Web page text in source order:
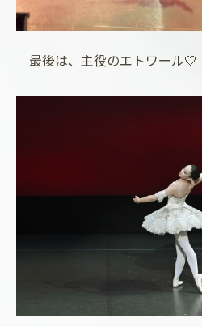
最後は、主役のエトワール🤍